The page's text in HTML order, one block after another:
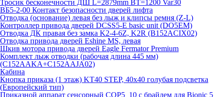
Тросик бесконечности ДШ L=2879mm BT=1200 Var30
ВБ5-2-00 Контакт безопасности дверей лифта
Отводка (основание) левая без лыж и клипсы ремня (Z-L)
Контроллер привода дверей DCSS5-E basic unit (DO5EM)
Отводка ДК правая без замка K2-4-6Z, K2R (B152ACIX02)
Отводка привода дверей Eshine MS, левая
Шкив мотора привода дверей Eagle Fermator Premium
Комплект лыж отводки (рабочая длина 445 мм)
(C152AAKA+C152AAJA02)
Кабина
Кнопка приказа (1 этаж) KT40 STEP, 40х40 голубая подсветка
(Европейский тип)
Приказной аппарат сенсорный COP5_10 с брайлем для Bionic 5